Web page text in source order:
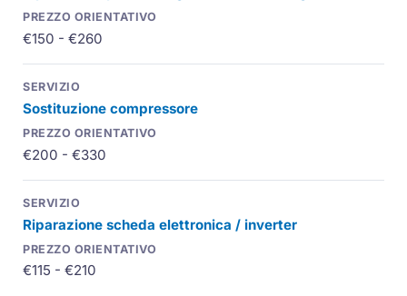
€150 - €260
Sostituzione compressore
€200 - €330
Riparazione scheda elettronica / inverter
€115 - €210